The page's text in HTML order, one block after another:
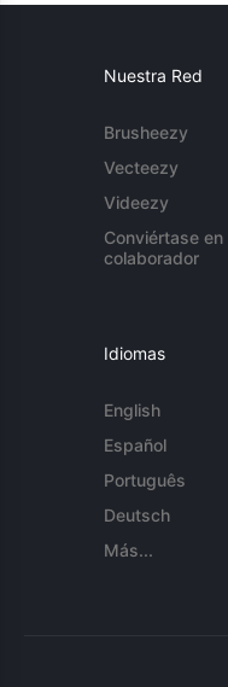
Nuestra Red
Brusheezy
Vecteezy
Videezy
Conviértase en
colaborador
Idiomas
English
Español
Português
Deutsch
Más...